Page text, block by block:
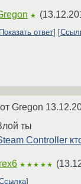
★ (
Показать ответ
от Gregon
ты
Controller
★★★★★ (